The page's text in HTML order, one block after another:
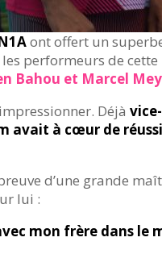
ont offert un
performeurs de cette
Bahou et Marcel
Déjà
avait à cœur de
d’une grande
lui :
mon frère dans le